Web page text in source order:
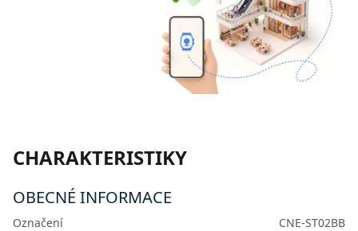
CHARAKTERISTIKY
OBECNÉ INFORMACE
Označení
CNE-ST02BB